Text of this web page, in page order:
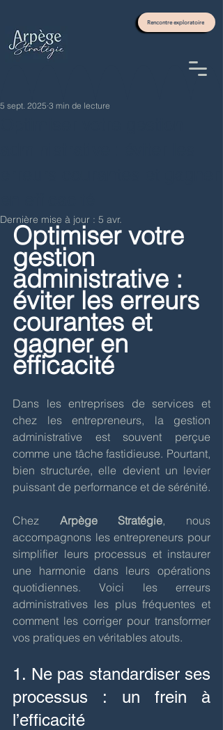
Rencontre exploratoire
5 sept. 2025 3 min de lecture
Dernière mise à jour : 5 avr.
Optimiser votre
gestion
administrative :
éviter les erreurs
courantes et
gagner en
efficacité
Dans les entreprises de services et
chez les entrepreneurs, la gestion
administrative est souvent perçue
comme une tâche fastidieuse. Pourtant,
bien structurée, elle devient un levier
Chez Arpège Stratégie, nous
accompagnons les entrepreneurs pour
simplifier leurs processus et instaurer
une harmonie dans leurs opérations
quotidiennes. Voici les erreurs
administratives les plus fréquentes et
comment les corriger pour transformer
vos pratiques en véritables atouts.
1. Ne pas standardiser ses
processus : un frein à
l’efficacité